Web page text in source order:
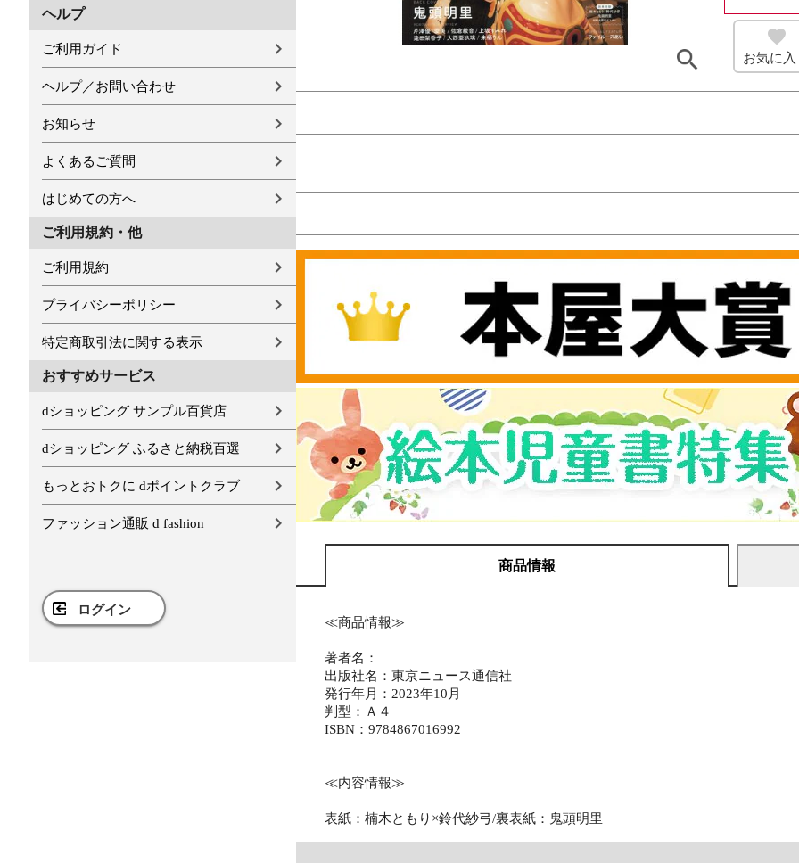
ヘルプ
ご利用ガイド
ヘルプ／お問い合わせ
お知らせ
よくあるご質問
はじめての方へ
ご利用規約・他
ご利用規約
プライバシーポリシー
特定商取引法に関する表示
おすすめサービス
dショッピング サンプル百貨店
dショッピング ふるさと納税百選
もっとおトクに dポイントクラブ
ファッション通販 d fashion
ログイン
お気に入
商品情報
≪商品情報≫
著者名：
出版社名：東京ニュース通信社
発行年月：2023年10月
判型：Ａ４
ISBN：9784867016992
≪内容情報≫
表紙：楠木ともり×鈴代紗弓/裏表紙：鬼頭明里